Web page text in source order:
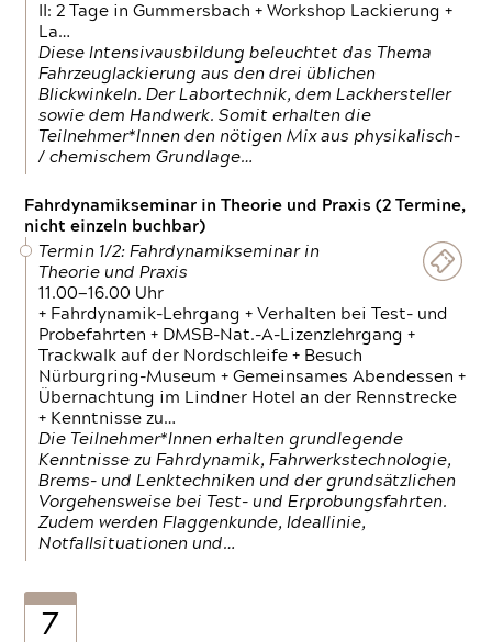
II: 2 Tage in Gummersbach + Workshop Lackierung +
La…
Diese Intensivausbildung beleuchtet das Thema
Fahrzeuglackierung aus den drei üblichen
Blickwinkeln. Der Labortechnik, dem Lackhersteller
sowie dem Handwerk. Somit erhalten die
Teilnehmer*Innen den nötigen Mix aus physikalisch-
/ chemischem Grundlage…
Fahrdynamikseminar in Theorie und Praxis (2 Termine,
nicht einzeln buchbar)
Termin 1/2: Fahrdynamikseminar in
Theorie und Praxis
11.00—16.00 Uhr
+ Fahrdynamik-Lehrgang + Verhalten bei Test- und
Probefahrten + DMSB-Nat.-A-Lizenzlehrgang +
Trackwalk auf der Nordschleife + Besuch
Nürburgring-Museum + Gemeinsames Abendessen +
Übernachtung im Lindner Hotel an der Rennstrecke
+ Kenntnisse zu…
Die Teilnehmer*Innen erhalten grundlegende
Kenntnisse zu Fahrdynamik, Fahrwerkstechnologie,
Brems- und Lenktechniken und der grundsätzlichen
Vorgehensweise bei Test- und Erprobungsfahrten.
Zudem werden Flaggenkunde, Ideallinie,
Notfallsituationen und…
7